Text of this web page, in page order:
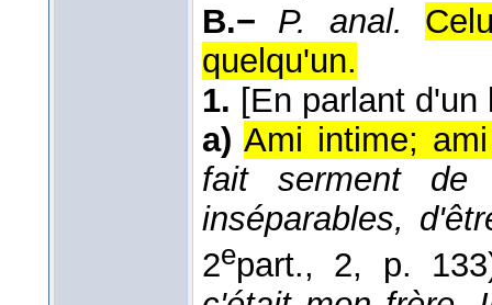
B.−
P. anal.
quelqu'un.
1. [En parlant
a) Ami intime;
fait serment de
inséparables,
2epart., 2, p.